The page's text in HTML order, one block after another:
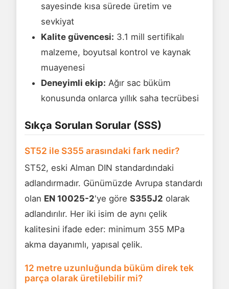
sayesinde kısa sürede üretim ve
sevkiyat
Kalite güvencesi: 3.1 mill sertifikalı
malzeme, boyutsal kontrol ve kaynak
muayenesi
Deneyimli ekip: Ağır sac büküm
konusunda onlarca yıllık saha tecrübesi
Sıkça Sorulan Sorular (SSS)
ST52 ile S355 arasındaki fark nedir?
ST52, eski Alman DIN standardındaki
adlandırmadır. Günümüzde Avrupa standardı
olan EN 10025-2'ye göre S355J2 olarak
adlandırılır. Her iki isim de aynı çelik
kalitesini ifade eder: minimum 355 MPa
akma dayanımlı, yapısal çelik.
12 metre uzunluğunda büküm direk tek
parça olarak üretilebilir mi?